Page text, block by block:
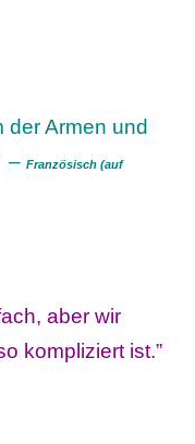
der Armen und
– Französisch (auf
aber wir
kompliziert ist.”